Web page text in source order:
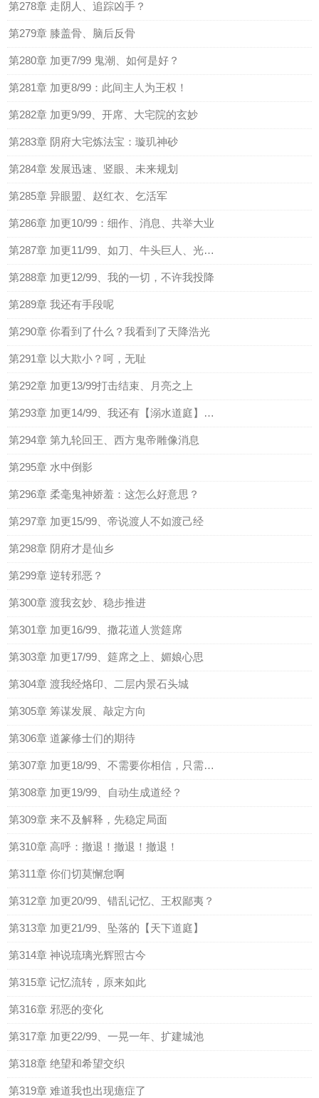
第278章 走阴人、追踪凶手？
第279章 膝盖骨、脑后反骨
第280章 加更7/99 鬼潮、如何是好？
第281章 加更8/99：此间主人为王权！
第282章 加更9/99、开席、大宅院的玄妙
第283章 阴府大宅炼法宝：璇玑神砂
第284章 发展迅速、竖眼、未来规划
第285章 异眼盟、赵红衣、乞活军
第286章 加更10/99：细作、消息、共举大业
第287章 加更11/99、如刀、牛头巨人、光明正大
第288章 加更12/99、我的一切，不许我投降
第289章 我还有手段呢
第290章 你看到了什么？我看到了天降浩光
第291章 以大欺小？呵，无耻
第292章 加更13/99打击结束、月亮之上
第293章 加更14/99、我还有【溺水道庭】权限呢
第294章 第九轮回王、西方鬼帝雕像消息
第295章 水中倒影
第296章 柔毫鬼神娇羞：这怎么好意思？
第297章 加更15/99、帝说渡人不如渡己经
第298章 阴府才是仙乡
第299章 逆转邪恶？
第300章 渡我玄妙、稳步推进
第301章 加更16/99、撒花道人赏筵席
第303章 加更17/99、筵席之上、媚娘心思
第304章 渡我经烙印、二层内景石头城
第305章 筹谋发展、敲定方向
第306章 道篆修士们的期待
第307章 加更18/99、不需要你相信，只需要你感受
第308章 加更19/99、自动生成道经？
第309章 来不及解释，先稳定局面
第310章 高呼：撤退！撤退！撤退！
第311章 你们切莫懈怠啊
第312章 加更20/99、错乱记忆、王权鄙夷？
第313章 加更21/99、坠落的【天下道庭】
第314章 神说琉璃光辉照古今
第315章 记忆流转，原来如此
第316章 邪恶的变化
第317章 加更22/99、一晃一年、扩建城池
第318章 绝望和希望交织
第319章 难道我也出现癔症了